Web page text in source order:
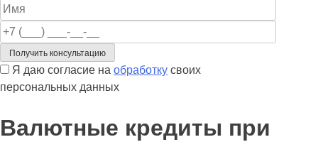
Я даю согласие на обработку своих
персональных данных
Валютные кредиты при